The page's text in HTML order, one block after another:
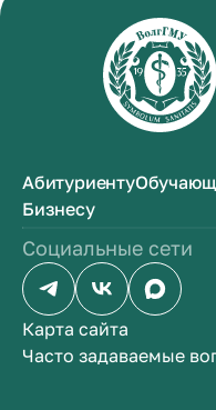
Абитуриенту
Бизнесу
Социальные сети
Карта сайта
Часто задаваемые